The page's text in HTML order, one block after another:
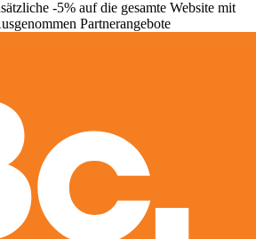
-5% auf die gesamte Website mit
Partnerangebote